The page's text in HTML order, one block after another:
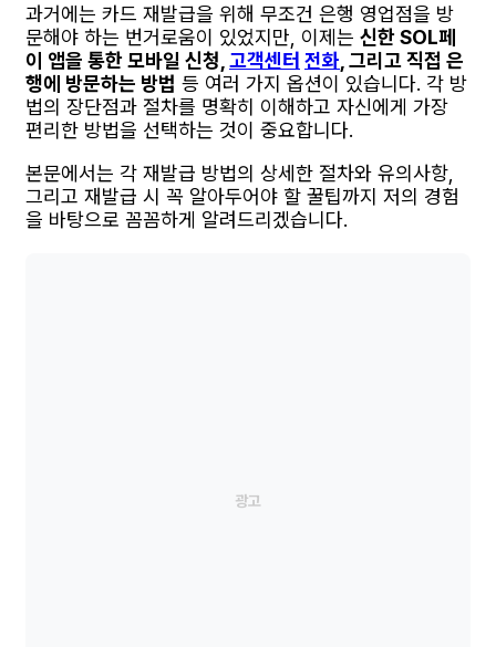
과거에는 카드 재발급을 위해 무조건 은행 영업점을 방
문해야 하는 번거로움이 있었지만, 이제는 신한 SOL페
이 앱을 통한 모바일 신청, 고객센터 전화 , 그리고 직접 은
행에 방문하는 방법 등 여러 가지 옵션이 있습니다. 각 방
법의 장단점과 절차를 명확히 이해하고 자신에게 가장
편리한 방법을 선택하는 것이 중요합니다.
본문에서는 각 재발급 방법의 상세한 절차와 유의사항,
그리고 재발급 시 꼭 알아두어야 할 꿀팁까지 저의 경험
을 바탕으로 꼼꼼하게 알려드리겠습니다.